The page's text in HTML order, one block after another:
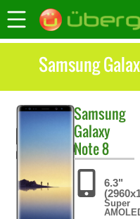
Samsung
Samsung
Galaxy
Note 8
6.3"
Super